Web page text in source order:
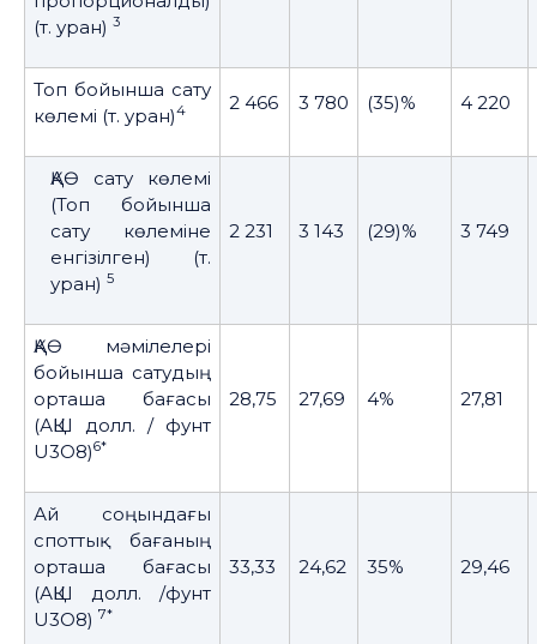
(т. уран) 3
Топ бойынша сату
көлемі (т. уран)4 2 466 3 780 (35)% 4 220
ҚАӨ сату көлемі
(Топ бойынша
сату көлеміне
енгізілген) (т.
уран)5
2 231 3 143 (29)% 3 749
ҚАӨ мәмілелері
бойынша сатудың
орташа бағасы
(АҚШ долл. / фунт
U3O8)6*
28,75 27,69 4% 27,81
Ай соңындағы
споттық бағаның
орташа бағасы
(АҚШ долл. /фунт
U3O8) 7*
33,33 24,62 35% 29,46